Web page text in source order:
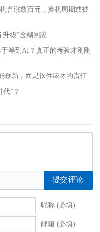
普涨数百元，换机周期或被
升级”含糊回应
等到AI？真正的考验才刚刚
创新，而是软件应尽的责任
”？
提交评论
昵称 (必填)
邮箱 (必填)